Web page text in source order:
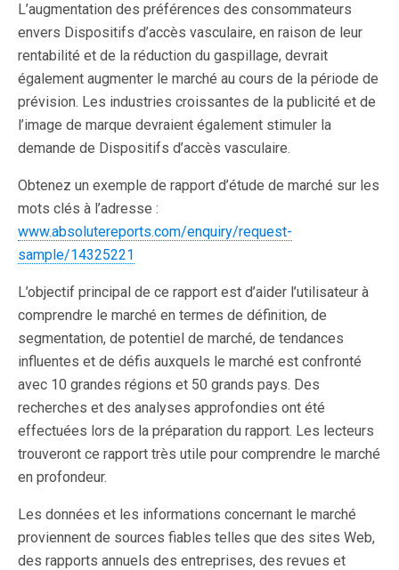
L’augmentation des préférences des consommateurs
envers Dispositifs d’accès vasculaire, en raison de leur
rentabilité et de la réduction du gaspillage, devrait
également augmenter le marché au cours de la période de
prévision. Les industries croissantes de la publicité et de
l’image de marque devraient également stimuler la
demande de Dispositifs d’accès vasculaire.
Obtenez un exemple de rapport d’étude de marché sur les
mots clés à l’adresse :
www.absolutereports.com/enquiry/request-
sample/14325221
L’objectif principal de ce rapport est d’aider l’utilisateur à
comprendre le marché en termes de définition, de
segmentation, de potentiel de marché, de tendances
influentes et de défis auxquels le marché est confronté
avec 10 grandes régions et 50 grands pays. Des
recherches et des analyses approfondies ont été
effectuées lors de la préparation du rapport. Les lecteurs
trouveront ce rapport très utile pour comprendre le marché
en profondeur.
Les données et les informations concernant le marché
proviennent de sources fiables telles que des sites Web,
des rapports annuels des entreprises, des revues et